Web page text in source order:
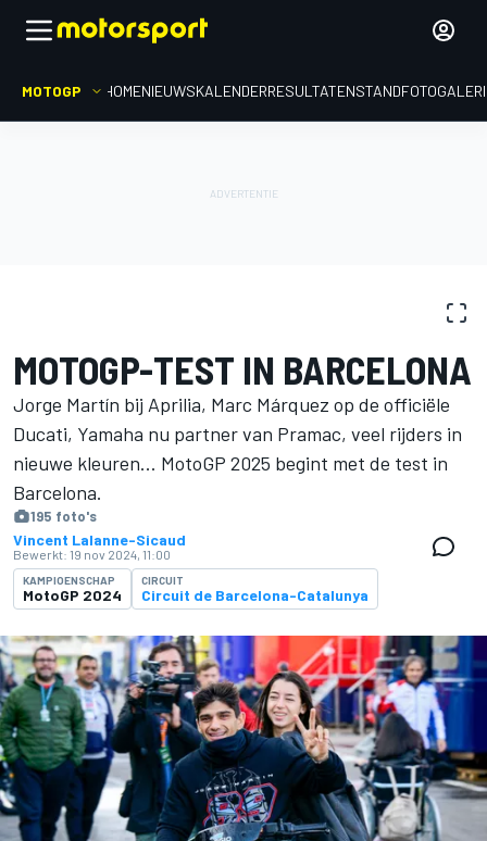
MOTOGP HOMENIEUWSKALENDERRESULTATENSTAND
MOTOGP-TEST IN BARCELONA
Jorge Martín bij Aprilia, Marc Márquez op de officiële
Ducati, Yamaha nu partner van Pramac, veel rijders in
nieuwe kleuren... MotoGP 2025 begint met de test in
Barcelona.
195 foto's
Vincent Lalanne-Sicaud
Bewerkt: 19 nov 2024, 11:00
KAMPIOENSCHAP
MotoGP 2024
CIRCUIT
Circuit de Barcelona-Catalunya